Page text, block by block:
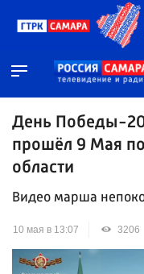
День Победы-
прошёл 9 Мая
области
Видео марша
10 мая в 13:07 3206